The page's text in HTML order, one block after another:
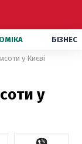
БІЗНЕС
у Києві
у